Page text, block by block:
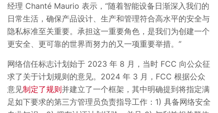
经理 Chanté Maurio 表示，“随着智能设备日渐深入我们的
日常生活，确保产品设计、生产和管理符合高水平的安全与
隐私标准至关重要。承担这一重要角色，是我们为创建一个
更安全、更可靠的世界而努力的又一项重要举措。”
网络信任标志计划始于 2023 年 8 月，当时 FCC 向公众征
求了关于计划规则的意见。2024 年 3 月，FCC 根据公众
意见制定了规则并建立了一个框架，其中明确提到将指定满
足如下要求的第三方管理员负责指导工作：1) 具备网络安全